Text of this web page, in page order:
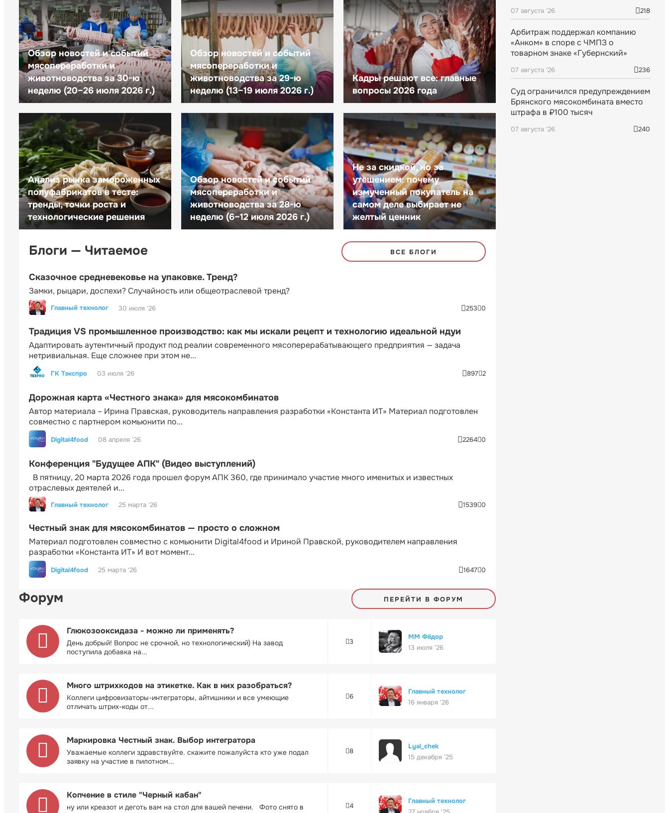
Обзор новостей и событий
мясопереработки и
животноводства за 30-ю
неделю (20–26 июля 2026 г.)
Обзор новостей и событий
мясопереработки и
животноводства за 29-ю
неделю (13–19 июля 2026 г.)
Кадры решают все: главные
вопросы 2026 года
Анализ рынка замороженных
полуфабрикатов в тесте:
тренды, точки роста и
технологические решения
Обзор новостей и событий
мясопереработки и
животноводства за 28-ю
неделю (6–12 июля 2026 г.)
Не за скидкой, но за
утешением: почему
измученный покупатель на
самом деле выбирает не
желтый ценник
Блоги — Читаемое ВСЕ БЛОГИ
Сказочное средневековье на упаковке. Тренд?
Замки, рыцари, доспехи? Случайность или общеотраслевой тренд?
Главный технолог 30 июля '26 253 0
Традиция VS промышленное производство: как мы искали рецепт и технологию идеальной ндуи
Адаптировать аутентичный продукт под реалии современного мясоперерабатывающего предприятия — задача
нетривиальная. Еще сложнее при этом не...
ГК Тэкспро 03 июля '26 897 2
Дорожная карта «Честного знака» для мясокомбинатов
Автор материала – Ирина Правская, руководитель направления разработки «Константа ИТ» Материал подготовлен
совместно с партнером комьюнити по...
Digital4food 08 апреля '26 2264 0
Конференция "Будущее АПК" (Видео выступлений)
В пятницу, 20 марта 2026 года прошел форум АПК 360, где принимало участие много именитых и известных
отраслевых деятелей и...
Главный технолог 25 марта '26 1539 0
Честный знак для мясокомбинатов — просто о сложном
Материал подготовлен совместно с комьюнити Digital4food и Ириной Правской, руководителем направления
разработки «Константа ИТ» И вот момент...
Digital4food 25 марта '26 1647 0
Форум ПЕРЕЙТИ В ФОРУМ
Глюкозооксидаза - можно ли применять?
День добрый! Вопрос не срочной, но технологический) На завод
поступила добавка на...
3
ММ Фёдор
13 июля '26
Много штрихкодов на этикетке. Как в них разобраться?
Коллеги цифровизаторы-интеграторы, айтишники и все умеющие
отличать штрих-коды от...
6
Главный технолог
16 января '26
Маркировка Честный знак. Выбор интегратора
Уважаемые коллеги здравствуйте. скажите пожалуйста кто уже подал
заявку на участие в пилотном...
8
Lyal_chek
15 декабря '25
Копчение в стиле "Черный кабан"
ну или креазот и деготь вам на стол для вашей печени. Фото снято в
4
Главный технолог
07 августа '26 218
Арбитраж поддержал компанию
«Анком» в споре с ЧМПЗ о
товарном знаке «Губернский»
07 августа '26 236
Суд ограничился предупреждением
Брянского мясокомбината вместо
штрафа в ₽100 тысяч
07 августа '26 240